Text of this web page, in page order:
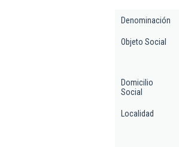
Denominación
Objeto Social
Domicilio
Social
Localidad